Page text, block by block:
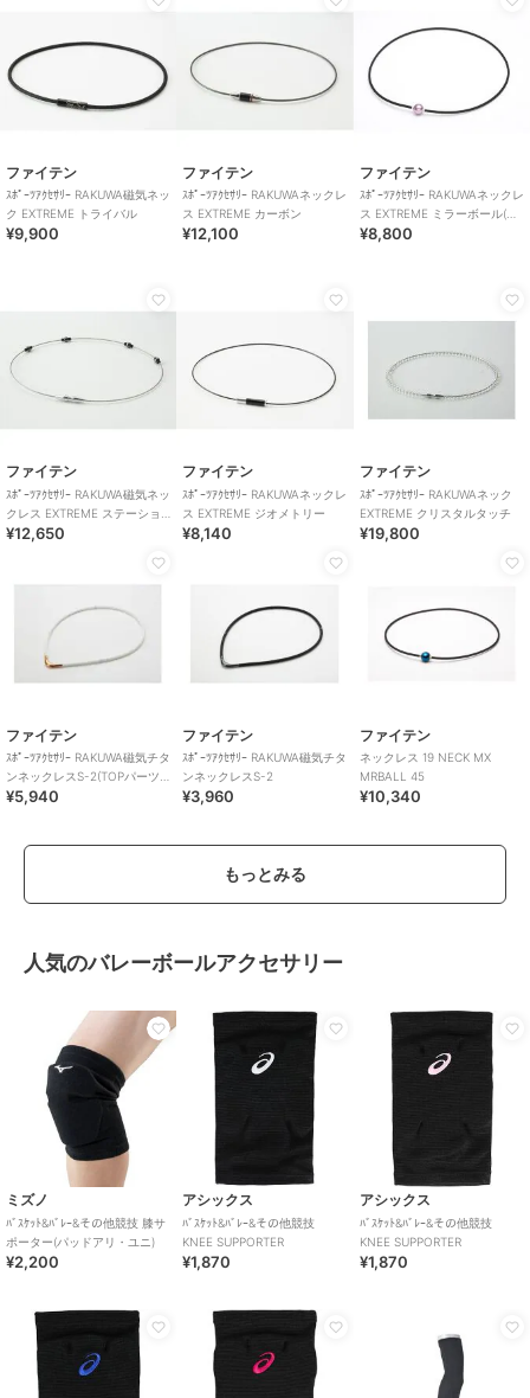
ファイテン
ｽﾎﾟｰﾂｱｸｾｻﾘｰ RAKUWA磁気ネッ
ク EXTREME トライバル
¥9,900
ファイテン
ｽﾎﾟｰﾂｱｸｾｻﾘｰ RAKUWAネックレ
ス EXTREME カーボン
¥12,100
ファイテン
ｽﾎﾟｰﾂｱｸｾｻﾘｰ RAKUWAネックレ
ス EXTREME ミラーボール(ラ
イト)
¥8,800
ファイテン
ｽﾎﾟｰﾂｱｸｾｻﾘｰ RAKUWA磁気ネッ
クレス EXTREME ステーショ
ン シルバー
¥12,650
ファイテン
ｽﾎﾟｰﾂｱｸｾｻﾘｰ RAKUWAネックレ
ス EXTREME ジオメトリー
¥8,140
ファイテン
ｽﾎﾟｰﾂｱｸｾｻﾘｰ RAKUWAネック
EXTREME クリスタルタッチ
¥19,800
ファイテン
ｽﾎﾟｰﾂｱｸｾｻﾘｰ RAKUWA磁気チタ
ンネックレスS-2(TOPパーツ
付き)
¥5,940
ファイテン
ｽﾎﾟｰﾂｱｸｾｻﾘｰ RAKUWA磁気チタ
ンネックレスS-2
¥3,960
ファイテン
ネックレス 19 NECK MX
MRBALL 45
¥10,340
もっとみる
人気のバレーボールアクセサリー
ミズノ
ﾊﾞｽｹｯﾄ&ﾊﾞﾚｰ&その他競技 膝サ
ポーター(パッドアリ・ユニ)
¥2,200
アシックス
ﾊﾞｽｹｯﾄ&ﾊﾞﾚｰ&その他競技
KNEE SUPPORTER
¥1,870
アシックス
ﾊﾞｽｹｯﾄ&ﾊﾞﾚｰ&その他競技
KNEE SUPPORTER
¥1,870